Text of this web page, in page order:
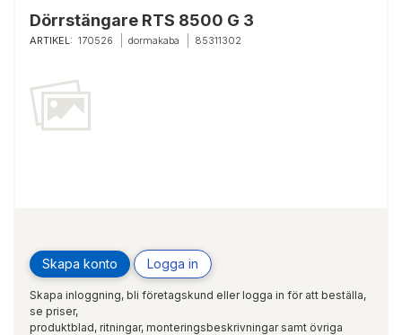
Dörrstängare RTS 8500 G 3
ARTIKEL: 170526 dormakaba 85311302
Skapa konto Logga in
Skapa inloggning, bli företagskund eller logga in för att beställa,
se priser,
produktblad, ritningar, monteringsbeskrivningar samt övriga